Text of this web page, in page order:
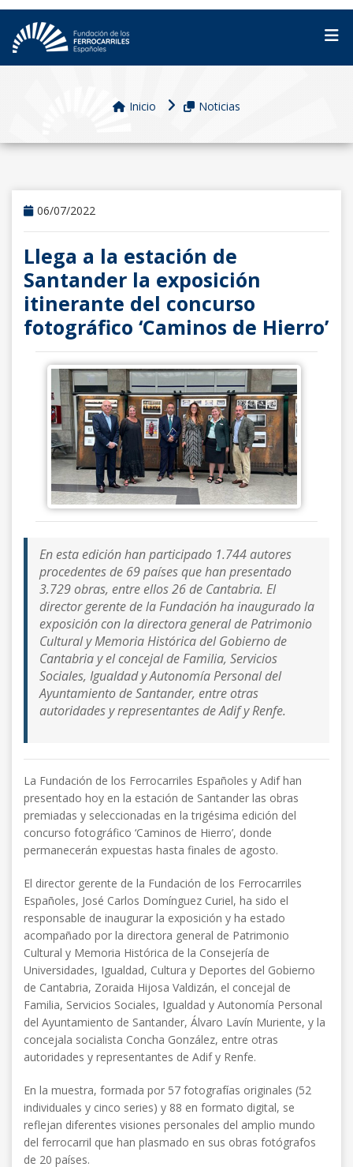
Inicio Noticias
06/07/2022
Llega a la estación de
Santander la exposición
itinerante del concurso
fotográfico ‘Caminos de Hierro’
En esta edición han participado 1.744 autores
procedentes de 69 países que han presentado
3.729 obras, entre ellos 26 de Cantabria. El
director gerente de la Fundación ha inaugurado la
exposición con la directora general de Patrimonio
Cultural y Memoria Histórica del Gobierno de
Cantabria y el concejal de Familia, Servicios
Sociales, Igualdad y Autonomía Personal del
Ayuntamiento de Santander, entre otras
autoridades y representantes de Adif y Renfe.
La Fundación de los Ferrocarriles Españoles y Adif han
presentado hoy en la estación de Santander las obras
premiadas y seleccionadas en la trigésima edición del
concurso fotográfico ‘Caminos de Hierro’, donde
permanecerán expuestas hasta finales de agosto.
El director gerente de la Fundación de los Ferrocarriles
Españoles, José Carlos Domínguez Curiel, ha sido el
responsable de inaugurar la exposición y ha estado
acompañado por la directora general de Patrimonio
Cultural y Memoria Histórica de la Consejería de
Universidades, Igualdad, Cultura y Deportes del Gobierno
de Cantabria, Zoraida Hijosa Valdizán, el concejal de
Familia, Servicios Sociales, Igualdad y Autonomía Personal
del Ayuntamiento de Santander, Álvaro Lavín Muriente, y la
concejala socialista Concha González, entre otras
autoridades y representantes de Adif y Renfe.
En la muestra, formada por 57 fotografías originales (52
individuales y cinco series) y 88 en formato digital, se
reflejan diferentes visiones personales del amplio mundo
del ferrocarril que han plasmado en sus obras fotógrafos
de 20 países.